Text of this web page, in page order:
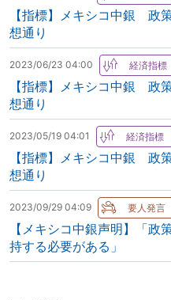
【指標】メキシコ中銀 政
想通り
2023/06/23 04:00
【指標】メキシコ中銀 政
想通り
2023/05/19 04:01
【指標】メキシコ中銀 政
想通り
2023/09/29 04:09
【メキシコ中銀声明】「政
持する必要がある」